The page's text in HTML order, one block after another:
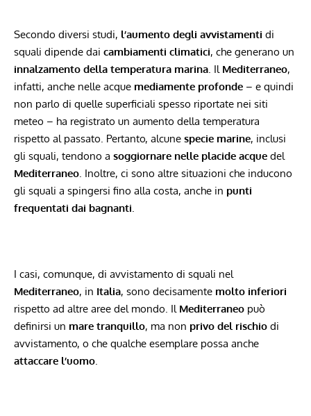
Secondo diversi studi, l’aumento degli avvistamenti di
squali dipende dai cambiamenti climatici, che generano un
innalzamento della temperatura marina. Il Mediterraneo,
infatti, anche nelle acque mediamente profonde – e quindi
non parlo di quelle superficiali spesso riportate nei siti
meteo – ha registrato un aumento della temperatura
rispetto al passato. Pertanto, alcune specie marine, inclusi
gli squali, tendono a soggiornare nelle placide acque del
Mediterraneo. Inoltre, ci sono altre situazioni che inducono
gli squali a spingersi fino alla costa, anche in punti
frequentati dai bagnanti.
I casi, comunque, di avvistamento di squali nel
Mediterraneo, in Italia, sono decisamente molto inferiori
rispetto ad altre aree del mondo. Il Mediterraneo può
definirsi un mare tranquillo, ma non privo del rischio di
avvistamento, o che qualche esemplare possa anche
attaccare l’uomo.